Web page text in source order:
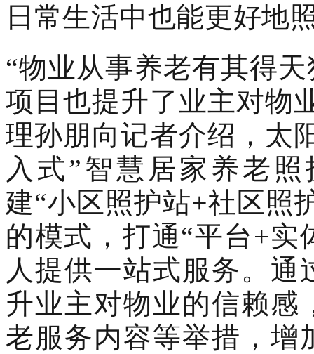
日常生活中也能更好地
“物业从事养老有其得
项目也提升了业主对物
理孙朋向记者介绍，太
入式”智慧居家养老
建“小区照护站+社区照
的模式，打通“平台+实
人提供一站式服务。
升业主对物业的信赖感
老服务内容等举措，增